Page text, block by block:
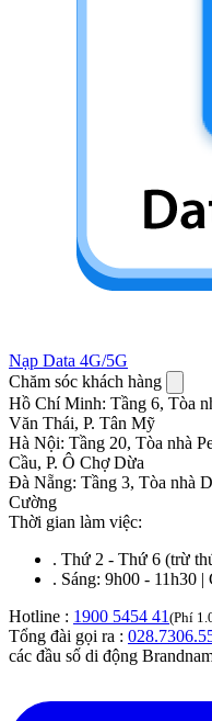
Nạp Data 4G/5G
Chăm sóc khách hàng
Hồ Chí Minh: Tầng 6, Tòa
Văn Thái, P. Tân Mỹ
Hà Nội: Tầng 20, Tòa nhà
Cầu, P. Ô Chợ Dừa
Đà Nẵng: Tầng 3, Tòa nhà
Cường
Thời gian làm việc:
. Thứ 2 - Thứ 6 (trừ
. Sáng: 9h00 - 11h30
Hotline : 1900 5454 41(Phí
Tổng đài gọi ra :
các đầu số di động